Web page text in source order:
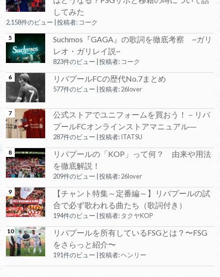
してみた
2,158件のビュー 投稿者: コーク
Suchmos『GAGA』の歌詞を徹底考察 ~ガリ
レオ・ガリレイ説~
823件のビュー 投稿者: コーク
リバプールFCの歴代No.7まとめ
577件のビュー 投稿者:26lover
公式ストアでユニフォームを買おう！－リバ
プールFCオンラインストアマニュアル―
287件のビュー 投稿者:ITATSU
リバプールの「KOP」って何？ 由来や用法
を徹底解説！
209件のビュー 投稿者:26lover
【チャント特集～定番編～】リバプールの試
合で必ず歌われる曲たち（歌詞付き）
194件のビュー 投稿者: タクヤKOP
リバプールを所有しているFSGとは？〜FSG
をさらっと紹介〜
191件のビュー 投稿者:ヘンリー